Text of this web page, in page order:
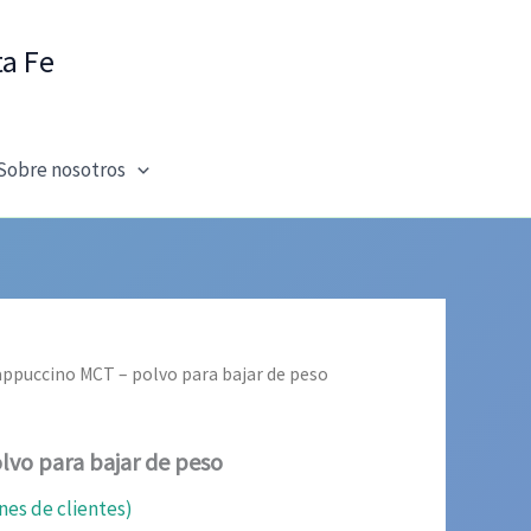
Fe
nosotros
MCT – polvo para bajar de peso
para bajar de peso
de clientes)